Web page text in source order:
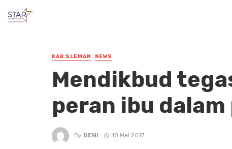
KAB SLEMAN NEWS
Mendikbud
peran ibu
By DENI 18 Mei 2017